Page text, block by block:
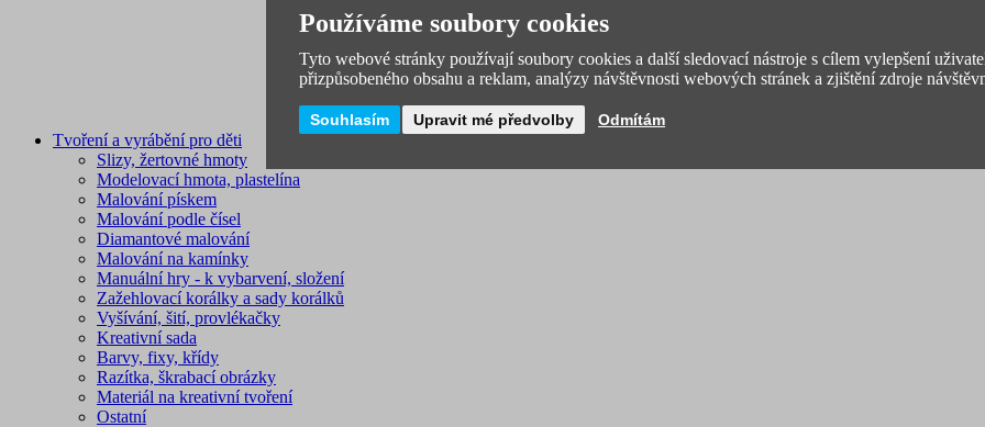
Tvoření a vyrábění pro děti
Slizy, žertovné hmoty
Modelovací hmota, plastelína
Malování pískem
Malování podle čísel
Diamantové malování
Malování na kamínky
Manuální hry - k vybarvení, složení
Zažehlovací korálky a sady korálků
Vyšívání, šití, provlékačky
Kreativní sada
Barvy, fixy, křídy
Razítka, škrabací obrázky
Materiál na kreativní tvoření
Ostatní
Používáme soubory cookies
Tyto webové stránky používají soubory cookies a další sledovací nástroje s cílem vylepšení
přizpůsobeného obsahu a reklam, analýzy návštěvnosti webových stránek a zjištění zdroje
Souhlasím Upravit mé předvolby Odmítám